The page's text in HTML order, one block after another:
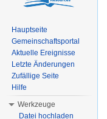
Hauptseite
Gemeinschaftsportal
Aktuelle Ereignisse
Letzte Änderungen
Zufällige Seite
Hilfe
Werkzeuge
Datei hochladen